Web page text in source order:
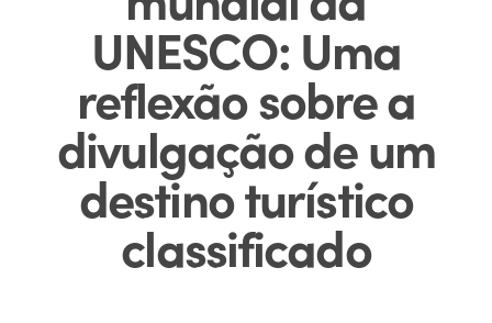
UNESCO: Uma
reflexão sobre a
divulgação de um
destino turístico
classificado